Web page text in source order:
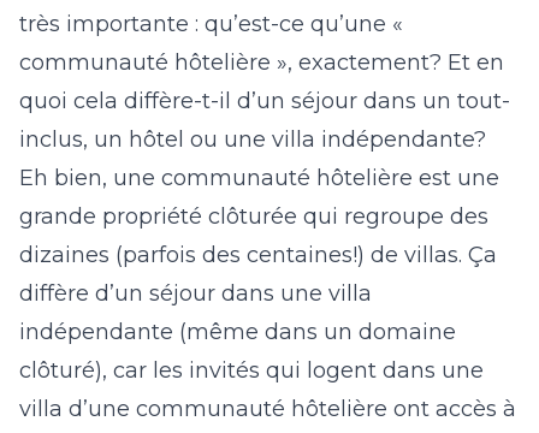
très importante : qu’est-ce qu’une «
communauté hôtelière », exactement? Et en
quoi cela diffère-t-il d’un séjour dans un tout-
inclus, un hôtel ou une villa indépendante?
Eh bien, une communauté hôtelière est une
grande propriété clôturée qui regroupe des
dizaines (parfois des centaines!) de villas. Ça
diffère d’un séjour dans une villa
indépendante (même dans un domaine
clôturé), car les invités qui logent dans une
villa d’une communauté hôtelière ont accès à